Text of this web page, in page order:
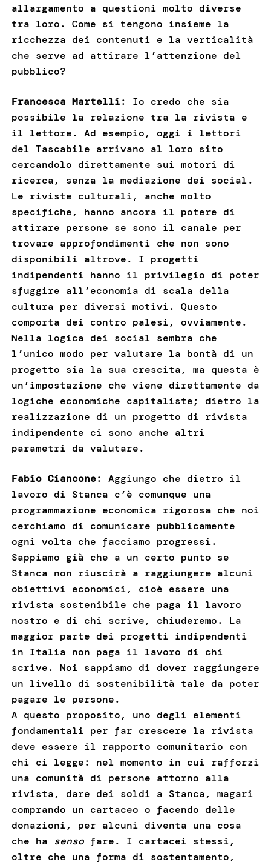
allargamento a questioni molto diverse
tra loro. Come si tengono insieme la
ricchezza dei contenuti e la verticalità
che serve ad attirare l’attenzione del
pubblico?
Francesca Martelli: Io credo che sia
possibile la relazione tra la rivista e
il lettore. Ad esempio, oggi i lettori
del Tascabile arrivano al loro sito
cercandolo direttamente sui motori di
ricerca, senza la mediazione dei social.
Le riviste culturali, anche molto
specifiche, hanno ancora il potere di
attirare persone se sono il canale per
trovare approfondimenti che non sono
disponibili altrove. I progetti
indipendenti hanno il privilegio di poter
sfuggire all’economia di scala della
cultura per diversi motivi. Questo
comporta dei contro palesi, ovviamente.
Nella logica dei social sembra che
l’unico modo per valutare la bontà di un
progetto sia la sua crescita, ma questa è
un’impostazione che viene direttamente da
logiche economiche capitaliste; dietro la
realizzazione di un progetto di rivista
indipendente ci sono anche altri
parametri da valutare.
Fabio Ciancone: Aggiungo che dietro il
lavoro di Stanca c’è comunque una
programmazione economica rigorosa che noi
cerchiamo di comunicare pubblicamente
ogni volta che facciamo progressi.
Sappiamo già che a un certo punto se
Stanca non riuscirà a raggiungere alcuni
obiettivi economici, cioè essere una
rivista sostenibile che paga il lavoro
nostro e di chi scrive, chiuderemo. La
maggior parte dei progetti indipendenti
in Italia non paga il lavoro di chi
scrive. Noi sappiamo di dover raggiungere
un livello di sostenibilità tale da poter
pagare le persone.
A questo proposito, uno degli elementi
fondamentali per far crescere la rivista
deve essere il rapporto comunitario con
chi ci legge: nel momento in cui rafforzi
una comunità di persone attorno alla
rivista, dare dei soldi a Stanca, magari
comprando un cartaceo o facendo delle
donazioni, per alcuni diventa una cosa
che ha
sensofare. I cartacei stessi,
oltre che una forma di sostentamento,